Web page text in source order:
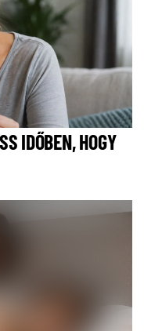
IDŐBEN, HOGY